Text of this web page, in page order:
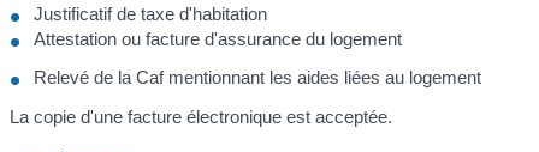
Justificatif de taxe d'habitation
Attestation ou facture d'assurance du logement
Relevé de la Caf mentionnant les aides liées au logement
La copie d'une facture électronique est acceptée.